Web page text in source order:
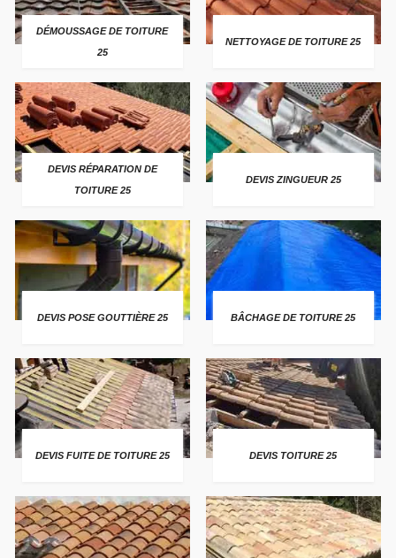
DÉMOUSSAGE DE TOITURE
25
NETTOYAGE DE TOITURE 25
DEVIS RÉPARATION DE
TOITURE 25
DEVIS ZINGUEUR 25
DEVIS POSE GOUTTIÈRE 25 BÂCHAGE DE TOITURE 25
DEVIS FUITE DE TOITURE 25 DEVIS TOITURE 25